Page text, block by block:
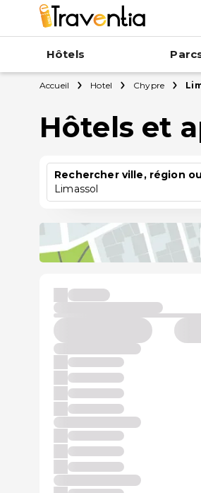
Hôtels
Accueil Hotel Chypre
Hôtels et
Rechercher ville, région
Limassol